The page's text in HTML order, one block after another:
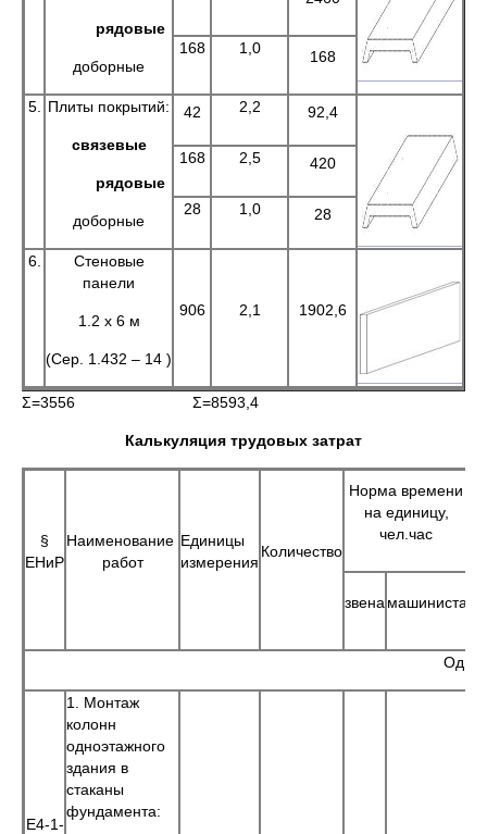
рядовые
доборные
168 1,0 168
5. Плиты покрытий:
связевые
рядовые
доборные
42 2,2 92,4
168 2,5 420
28 1,0 28
6.
Стеновые
панели
1.2 х 6 м
(Сер. 1.432 – 14 )
906 2,1 1902,6
Σ=3556 Σ=8593,4
Калькуляция трудовых затрат
§
ЕНиР
Наименование
работ
Единицы
измерения
Количество
Норма времени
на единицу,
чел.час
звена машиниста
Е4-1-
1. Монтаж
колонн
одноэтажного
здания в
стаканы
фундамента: